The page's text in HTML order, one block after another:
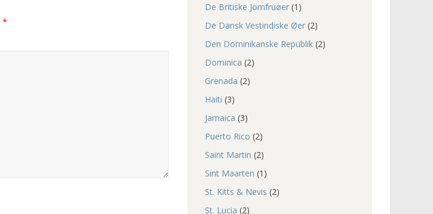
*
De Britiske Jomfruøer (1)
De Dansk Vestindiske Øer (2)
Den Dominikanske Republik (2)
Dominica (2)
Grenada (2)
Haiti (3)
Jamaica (3)
Puerto Rico (2)
Saint Martin (2)
Sint Maarten (1)
St. Kitts & Nevis (2)
St. Lucia (2)